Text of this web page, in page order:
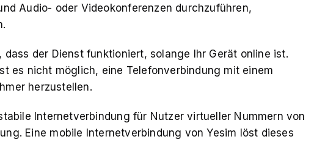
Audio- oder Videokonferenzen durchzuführen,
dass der Dienst funktioniert, solange Ihr Gerät online ist.
es nicht möglich, eine Telefonverbindung mit einem
herzustellen.
Internetverbindung für Nutzer virtueller Nummern von
Eine mobile Internetverbindung von Yesim löst dieses